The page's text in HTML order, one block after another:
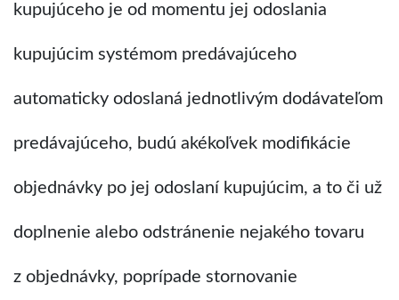
kupujúceho je od momentu jej odoslania
kupujúcim systémom predávajúceho
automaticky odoslaná jednotlivým dodávateľom
predávajúceho, budú akékoľvek modifikácie
objednávky po jej odoslaní kupujúcim, a to či už
doplnenie alebo odstránenie nejakého tovaru
z objednávky, poprípade stornovanie